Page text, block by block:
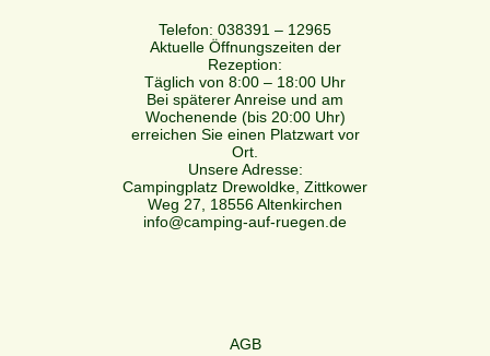
Telefon: 038391 – 12965
Aktuelle Öffnungszeiten der
Rezeption:
Täglich von 8:00 – 18:00 Uhr
Bei späterer Anreise und am
Wochenende (bis 20:00 Uhr)
erreichen Sie einen Platzwart vor
Ort.
Unsere Adresse:
Campingplatz Drewoldke, Zittkower
Weg 27, 18556 Altenkirchen
info@camping-auf-ruegen.de
AGB